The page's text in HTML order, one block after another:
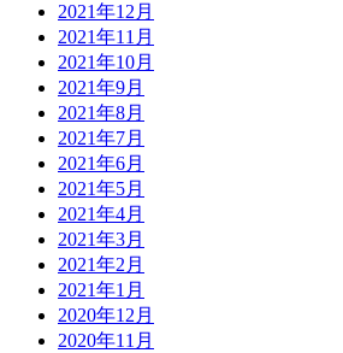
2021年12月
2021年11月
2021年10月
2021年9月
2021年8月
2021年7月
2021年6月
2021年5月
2021年4月
2021年3月
2021年2月
2021年1月
2020年12月
2020年11月